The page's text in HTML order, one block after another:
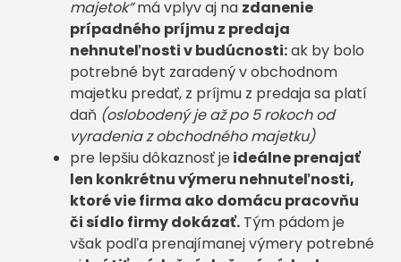
majetok”má vplyv aj na zdanenie
prípadného príjmu z predaja
nehnuteľnosti v budúcnosti:ak by bolo
potrebné byt zaradený v obchodnom
majetku predať, z príjmu z predaja sa platí
daň (oslobodený je až po 5 rokoch od
vyradenia z obchodného majetku)
pre lepšiu dôkaznosť je ideálne prenajať
len konkrétnu výmeru nehnuteľnosti,
ktoré vie firma ako domácu pracovňu
či sídlo firmy dokázať. Tým pádom je
však podľa prenajímanej výmery potrebné